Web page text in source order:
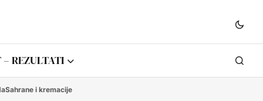
– REZULTATI
Sahrane i kremacije